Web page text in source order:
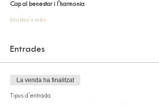
Cap al benestar i l'harmonia
Mostra'n més
Entrades
La venda ha finalitzat
Tipus d'entrada